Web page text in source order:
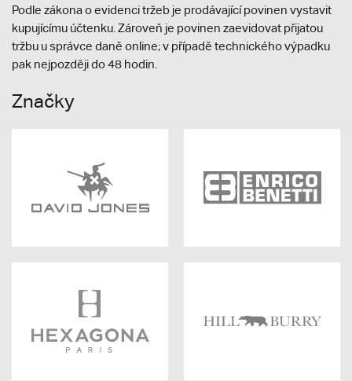
Podle zákona o evidenci tržeb je prodávající povinen vystavit
kupujícímu účtenku. Zároveň je povinen zaevidovat přijatou
tržbu u správce daně online; v případě technického výpadku
pak nejpozději do 48 hodin.
Značky